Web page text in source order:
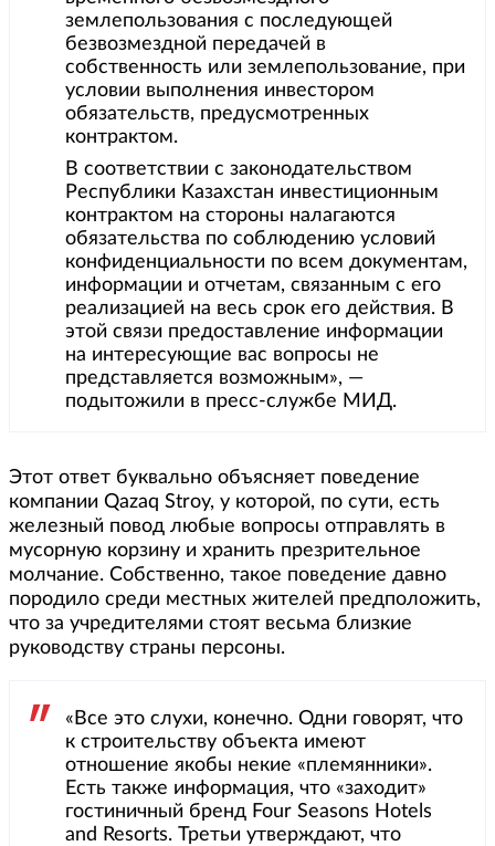
землепользования с последующей
безвозмездной передачей в
собственность или землепользование, при
условии выполнения инвестором
обязательств, предусмотренных
контрактом.
В соответствии с законодательством
Республики Казахстан инвестиционным
контрактом на стороны налагаются
обязательства по соблюдению условий
конфиденциальности по всем документам,
информации и отчетам, связанным с его
реализацией на весь срок его действия. В
этой связи предоставление информации
на интересующие вас вопросы не
представляется возможным», —
подытожили в пресс-службе МИД.
Этот ответ буквально объясняет поведение
компании Qazaq Stroy, у которой, по сути, есть
железный повод любые вопросы отправлять в
мусорную корзину и хранить презрительное
молчание. Собственно, такое поведение давно
породило среди местных жителей предположить,
что за учредителями стоят весьма близкие
руководству страны персоны.
«Все это слухи, конечно. Одни говорят, что
к строительству объекта имеют
отношение якобы некие «племянники».
Есть также информация, что «заходит»
гостиничный бренд Four Seasons Hotels
and Resorts. Третьи утверждают, что